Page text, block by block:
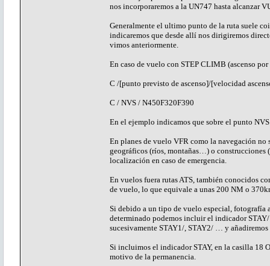
nos incorporaremos a la UN747 hasta alcanzar
Generalmente el ultimo punto de la ruta suele
indicaremos que desde allí nos dirigiremos
vimos anteriormente.
En caso de vuelo con STEP CLIMB (ascenso
C /[punto previsto de ascenso]/[velocidad
C / NVS / N450F320F390
En el ejemplo indicamos que sobre el punto
En planes de vuelo VFR como la navegación
geográficos (ríos, montañas…) o construcciones
localización en caso de emergencia.
En vuelos fuera rutas ATS, también conocidos
de vuelo, lo que equivale a unas 200 NM o
Si debido a un tipo de vuelo especial, fotografía
determinado podemos incluir el indicador
sucesivamente STAY1/, STAY2/ … y
Si incluimos el indicador STAY, en la casilla 18
motivo de la permanencia.